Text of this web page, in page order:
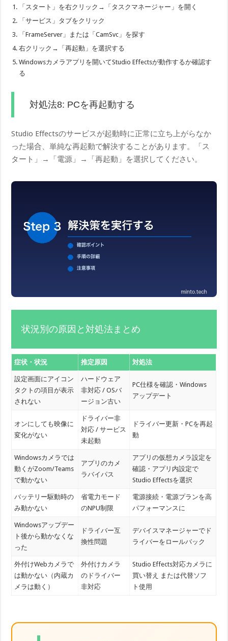
「スタート」を右クリック→「タスクマネージャー」を開く
「サービス」タブをクリック
「FrameServer」または「CamSvc」を探す
右クリック→「再起動」を選択する
Windowsカメラアプリを開いてStudio Effectsが動作するか確認す
る
対処法8: PCを再起動する
Studio Effectsのサービスが起動時に正常に立ち上がらなか
った場合、単純な再起動で解決することがあります。「ス
タート」→「電源」→「再起動」を選択してください。
状況別の原因と対処法まとめ
症状・状況 推定原因 対処法
設定画面にアイコン
タクトの項目が表示
されない
ハードウェア
非対応 / OSバ
ージョン古い
PC仕様を確認・Windows
アップデート
オンにしても映像に
変化がない
ドライバー非
対応 / サービス
未起動
ドライバー更新・PCを再起
動
Windowsカメラでは
動くがZoom/Teams
で動かない
アプリのカメ
ラバイパス
アプリの仮想カメラ設定を
確認・アプリ内設定で
Studio Effectsを選択
バッテリー駆動時の
み動かない
省電力モード
のNPU制限
電源接続・電源プランを高
パフォーマンスに
Windowsアップデー
ト後から動かなくな
った
ドライバー互
換性問題
デバイスマネージャーでド
ライバーをロールバック
外付けWebカメラで
は動かない（内蔵カ
メラは動く）
外付けカメラ
のドライバー
非対応
Studio Effects対応カメラに
買い替え または代替ソフ
ト使用